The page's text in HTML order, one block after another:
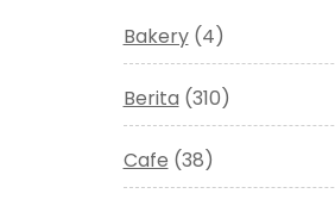
Bakery(4)
Berita (310)
Cafe (38)